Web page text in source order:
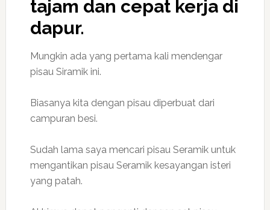
tajam dan cepat kerja di
dapur.
Mungkin ada yang pertama kali mendengar
pisau Siramik ini.
Biasanya kita dengan pisau diperbuat dari
campuran besi.
Sudah lama saya mencari pisau Seramik untuk
mengantikan pisau Seramik kesayangan isteri
yang patah.